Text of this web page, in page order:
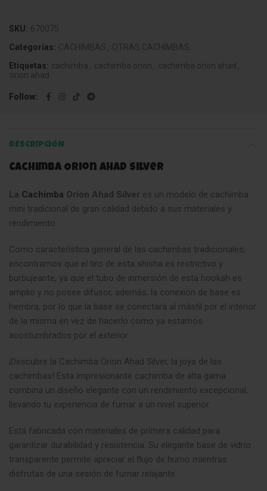
SKU: 670075
Categorías: CACHIMBAS , OTRAS CACHIMBAS
Etiquetas: cachimba , cachimba orion , cachimba orion ahad ,
orion ahad
Follow
DESCRIPCIÓN
Cachimba Orion Ahad Silver
La Cachimba Orion Ahad Silver es un modelo de cachimba
mini tradicional de gran calidad debido a sus materiales y
rendimiento.
Como característica general de las cachimbas tradicionales,
encontramos que el tiro de esta shisha es restrictivo y
burbujeante, ya que el tubo de inmersión de esta hookah es
amplio y no posee difusor, además, la conexión de base es
hembra, por lo que la base se conectará al mástil por el interior
de la misma en vez de hacerlo como ya estamos
acostumbrados por el exterior.
¡Descubre la Cachimba Orion Ahad Silver, la joya de las
cachimbas! Esta impresionante cachimba de alta gama
combina un diseño elegante con un rendimiento excepcional,
llevando tu experiencia de fumar a un nivel superior.
Está fabricada con materiales de primera calidad para
garantizar durabilidad y resistencia. Su elegante base de vidrio
transparente permite apreciar el flujo de humo mientras
disfrutas de una sesión de fumar relajante.